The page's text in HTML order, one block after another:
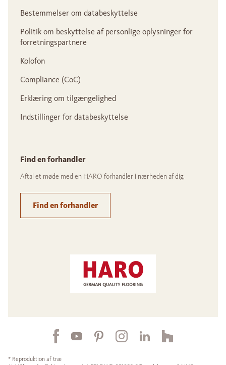
Bestemmelser om databeskyttelse
Politik om beskyttelse af personlige oplysninger for
forretningspartnere
Kolofon
Compliance (CoC)
Erklæring om tilgængelighed
Indstillinger for databeskyttelse
Find en forhandler
Aftal et møde med en HARO forhandler i nærheden af dig.
Find en forhandler
* Reproduktion af træ